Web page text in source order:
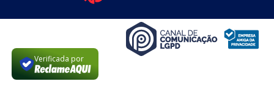
Verificada por